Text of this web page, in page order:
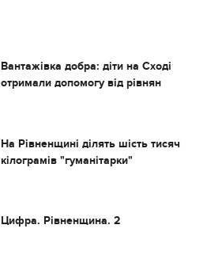
Вантажівка добра: діти на Сході
отримали допомогу від рівнян
На Рівненщині ділять шість тисяч
кілограмів "гуманітарки"
Цифра. Рівненщина. 2